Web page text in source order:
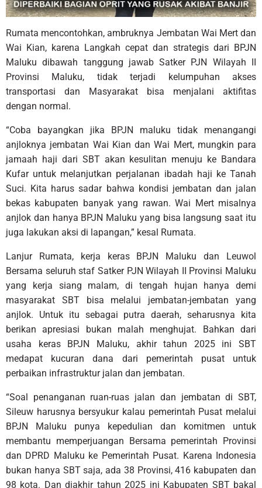
Rumata mencontohkan, ambruknya Jembatan Wai Mert dan
Wai Kian, karena Langkah cepat dan strategis dari BPJN
Maluku dibawah tanggung jawab Satker PJN Wilayah II
Provinsi Maluku, tidak terjadi kelumpuhan akses
transportasi dan Masyarakat bisa menjalani aktifitas
dengan normal.
“Coba bayangkan jika BPJN maluku tidak menangangi
anjloknya jembatan Wai Kian dan Wai Mert, mungkin para
jamaah haji dari SBT akan kesulitan menuju ke Bandara
Kufar untuk melanjutkan perjalanan ibadah haji ke Tanah
Suci. Kita harus sadar bahwa kondisi jembatan dan jalan
bekas kabupaten banyak yang rawan. Wai Mert misalnya
anjlok dan hanya BPJN Maluku yang bisa langsung saat itu
juga lakukan aksi di lapangan,” kesal Rumata.
Lanjur Rumata, kerja keras BPJN Maluku dan Leuwol
Bersama seluruh staf Satker PJN Wilayah II Provinsi Maluku
yang kerja siang malam, di tengah hujan hanya demi
masyarakat SBT bisa melalui jembatan-jembatan yang
anjlok. Untuk itu sebagai putra daerah, seharusnya kita
berikan apresiasi bukan malah menghujat. Bahkan dari
usaha keras BPJN Maluku, akhir tahun 2025 ini SBT
medapat kucuran dana dari pemerintah pusat untuk
perbaikan infrastruktur jalan dan jembatan.
“Soal penanganan ruan-ruas jalan dan jembatan di SBT,
Sileuw harusnya bersyukur kalau pemerintah Pusat melalui
BPJN Maluku punya kepedulian dan komitmen untuk
membantu memperjuangan Bersama pemerintah Provinsi
dan DPRD Maluku ke Pemerintah Pusat. Karena Indonesia
bukan hanya SBT saja, ada 38 Provinsi, 416 kabupaten dan
98 kota. Dan diakhir tahun 2025 ini Kabupaten SBT bakal